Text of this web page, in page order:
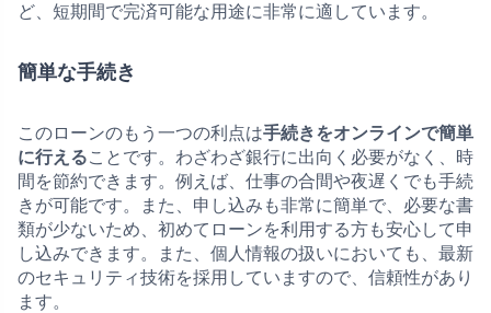
ど、短期間で完済可能な用途に非常に適しています。
簡単な手続き
このローンのもう一つの利点は手続きをオンラインで簡単
に行えることです。わざわざ銀行に出向く必要がなく、時
間を節約できます。例えば、仕事の合間や夜遅くでも手続
きが可能です。また、申し込みも非常に簡単で、必要な書
類が少ないため、初めてローンを利用する方も安心して申
し込みできます。また、個人情報の扱いにおいても、最新
のセキュリティ技術を採用していますので、信頼性があり
ます。